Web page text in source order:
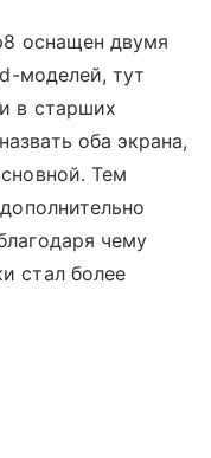
оснащен двумя
моделей, тут
в старших
оба экрана,
Тем
чему
стал более